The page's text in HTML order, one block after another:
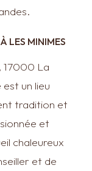
LES MINIMES
17000 La
un lieu
tradition et
et
chaleureux
et de